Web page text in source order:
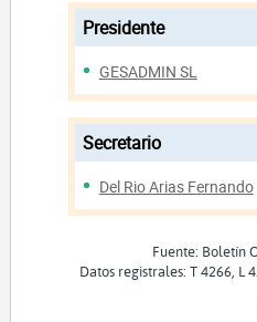
Presidente
GESADMIN SL
Secretario
Del Rio Arias Fernando
Fuente: Boletín
Datos registrales: T 4266, L